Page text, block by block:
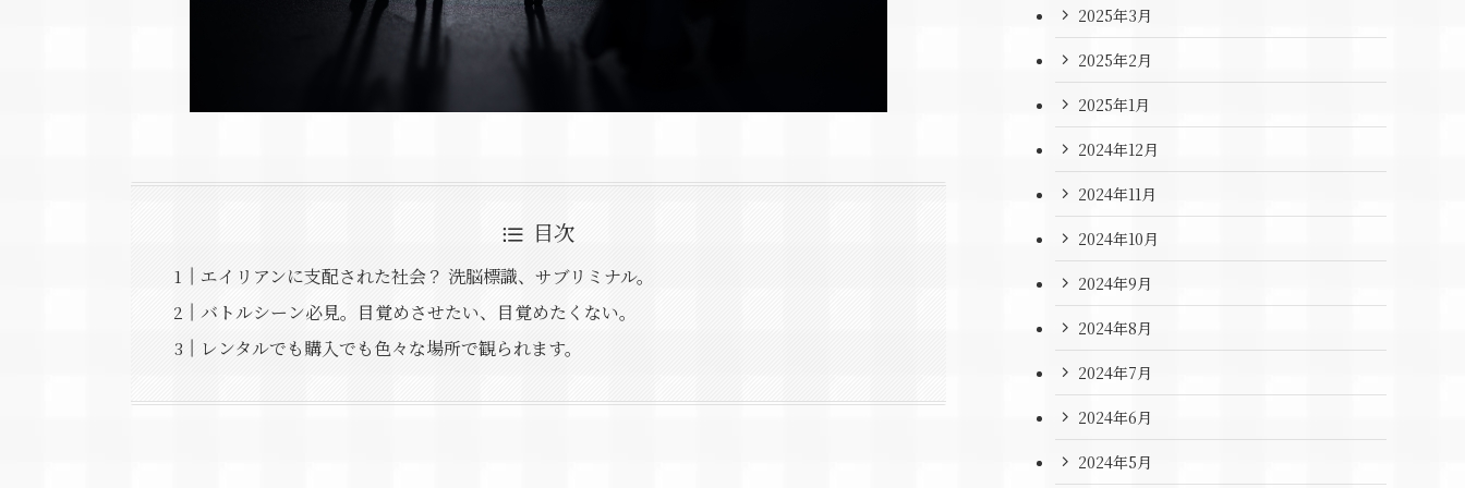
目次
エイリアンに支配された社会？ 洗脳標識、サブリミナル。
バトルシーン必見。目覚めさせたい、目覚めたくない。
レンタルでも購入でも色々な場所で観られます。
2025年3月
2025年2月
2025年1月
2024年12月
2024年11月
2024年10月
2024年9月
2024年8月
2024年7月
2024年6月
2024年5月